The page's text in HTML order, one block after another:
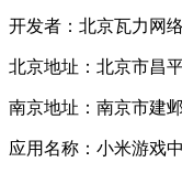
开发者：北京瓦力网
北京地址：北京市昌
南京地址：南京市建
应用名称：小米游戏